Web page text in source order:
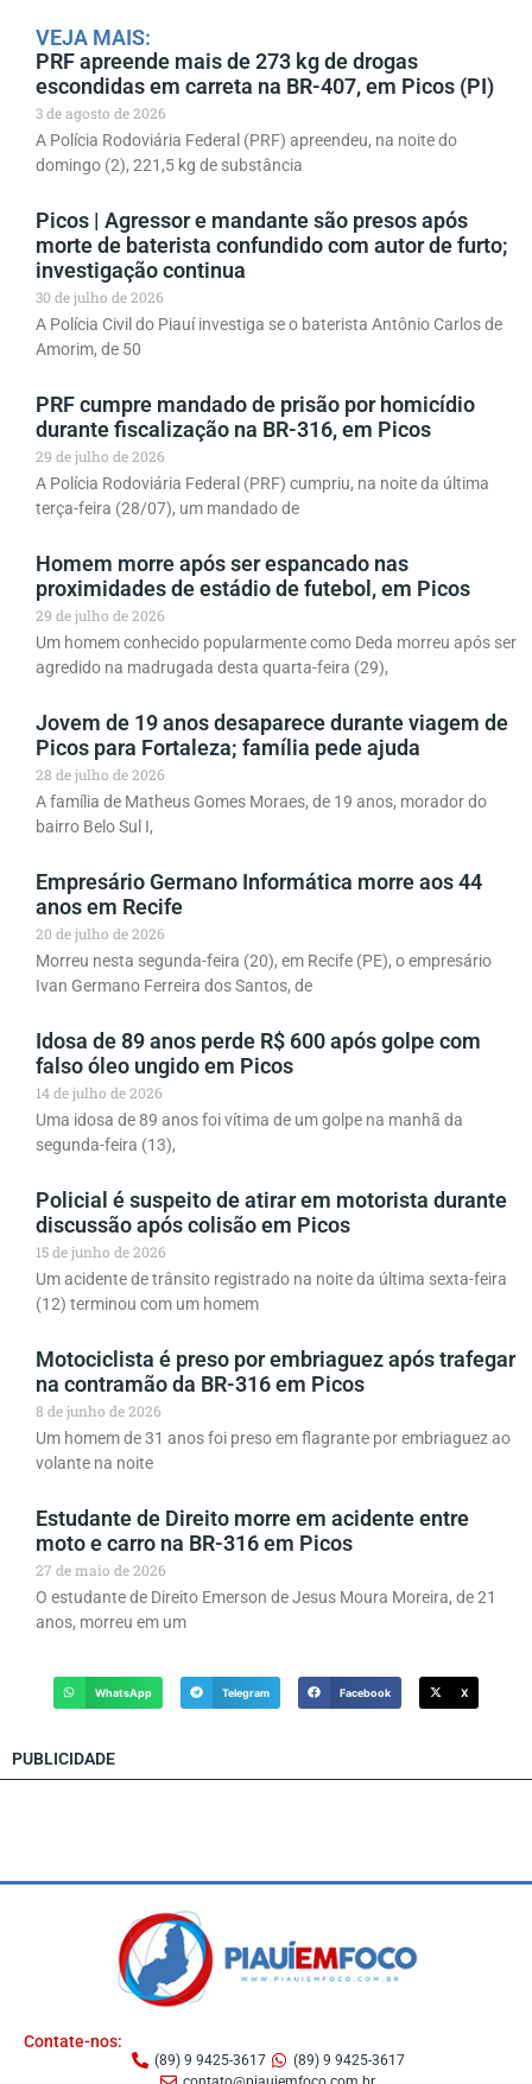
VEJA MAIS:
PRF apreende mais de 273 kg de drogas
escondidas em carreta na BR-407, em Picos (PI)
3 de agosto de 2026
A Polícia Rodoviária Federal (PRF) apreendeu, na noite do
domingo (2), 221,5 kg de substância
Picos | Agressor e mandante são presos após
morte de baterista confundido com autor de furto;
investigação continua
30 de julho de 2026
A Polícia Civil do Piauí investiga se o baterista Antônio Carlos de
Amorim, de 50
PRF cumpre mandado de prisão por homicídio
durante fiscalização na BR-316, em Picos
29 de julho de 2026
A Polícia Rodoviária Federal (PRF) cumpriu, na noite da última
terça-feira (28/07), um mandado de
Homem morre após ser espancado nas
proximidades de estádio de futebol, em Picos
29 de julho de 2026
Um homem conhecido popularmente como Deda morreu após ser
agredido na madrugada desta quarta-feira (29),
Jovem de 19 anos desaparece durante viagem de
Picos para Fortaleza; família pede ajuda
28 de julho de 2026
A família de Matheus Gomes Moraes, de 19 anos, morador do
bairro Belo Sul I,
Empresário Germano Informática morre aos 44
anos em Recife
20 de julho de 2026
Morreu nesta segunda-feira (20), em Recife (PE), o empresário
Ivan Germano Ferreira dos Santos, de
Idosa de 89 anos perde R$ 600 após golpe com
falso óleo ungido em Picos
14 de julho de 2026
Uma idosa de 89 anos foi vítima de um golpe na manhã da
segunda-feira (13),
Policial é suspeito de atirar em motorista durante
discussão após colisão em Picos
15 de junho de 2026
Um acidente de trânsito registrado na noite da última sexta-feira
(12) terminou com um homem
Motociclista é preso por embriaguez após trafegar
na contramão da BR-316 em Picos
8 de junho de 2026
Um homem de 31 anos foi preso em flagrante por embriaguez ao
volante na noite
Estudante de Direito morre em acidente entre
moto e carro na BR-316 em Picos
27 de maio de 2026
O estudante de Direito Emerson de Jesus Moura Moreira, de 21
anos, morreu em um
WhatsApp Telegram Facebook X
PUBLICIDADE
Contate-nos:
(89) 9 9425-3617
(89) 9 9425-3617